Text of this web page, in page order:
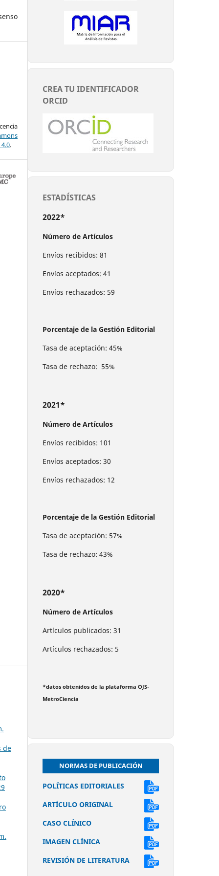
.
de
CREA TU IDENTIFICADOR
ORCID
ESTADÍSTICAS
2022*
Número de Artículos
Envíos recibidos: 81
Envíos aceptados: 41
Envíos rechazados: 59
Porcentaje de la Gestión Editorial
Tasa de aceptación: 45%
Tasa de rechazo: 55%
2021*
Número de Artículos
Envíos recibidos: 101
Envíos aceptados: 30
Envíos rechazados: 12
Porcentaje de la Gestión Editorial
Tasa de aceptación: 57%
Tasa de rechazo: 43%
2020*
Número de Artículos
Artículos publicados: 31
Artículos rechazados: 5
*datos obtenidos de la plataforma OJS-
MetroCiencia
NORMAS DE PUBLICACIÓN
POLÍTICAS EDITORIALES
ARTÍCULO ORIGINAL
CASO CLÍNICO
IMAGEN CLÍNICA
REVISIÓN DE LITERATURA